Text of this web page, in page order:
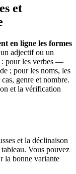
et
en ligne les formes
adjectif ou un
: pour les verbes —
; pour les noms, les
genre et nombre.
et la vérification
et la déclinaison
Vous pouvez
la bonne variante